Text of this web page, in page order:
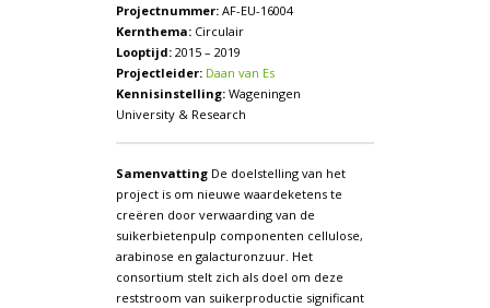
Projectnummer:AF-EU-16004
Kernthema:Circulair
Looptijd:2015 – 2019
Projectleider: Daan van Es
Kennisinstelling:Wageningen
University & Research
SamenvattingDe doelstelling van het
project is om nieuwe waardeketens te
creëren door verwaarding van de
suikerbietenpulp componenten cellulose,
arabinose en galacturonzuur. Het
consortium stelt zich als doel om deze
reststroom van suikerproductie significant